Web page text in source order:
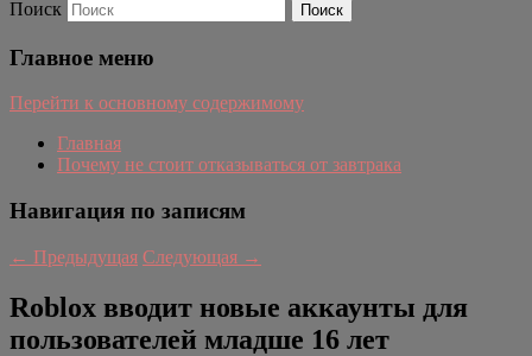
Поиск
Главное меню
Перейти к основному содержимому
Главная
Почему не стоит отказываться от завтрака
Навигация по записям
← Предыдущая Следующая →
Roblox вводит новые аккаунты для
пользователей младше 16 лет